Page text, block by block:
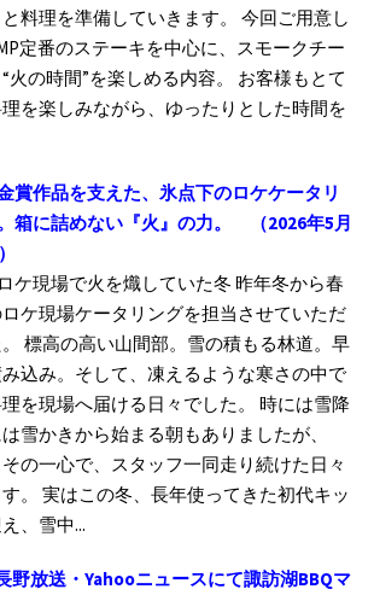
料理を準備していきます。 今回ご用意し
定番のステーキを中心に、スモークチー
火の時間”を楽しめる内容。 お客様もとて
を楽しみながら、ゆったりとした時間を
賞作品を支えた、氷点下のロケケータリ
箱に詰めない『火』の力。
（2026年5月
ケ現場で火を熾していた冬 昨年冬から春
ケ現場ケータリングを担当させていただ
標高の高い山間部。雪の積もる林道。早
込み。そして、凍えるような寒さの中で
を現場へ届ける日々でした。 時には雪降
雪かきから始まる朝もありましたが、
その一心で、スタッフ一同走り続けた日々
。 実はこの冬、長年使ってきた初代キッ
、雪中...
野放送・Yahooニュースにて諏訪湖BBQマ